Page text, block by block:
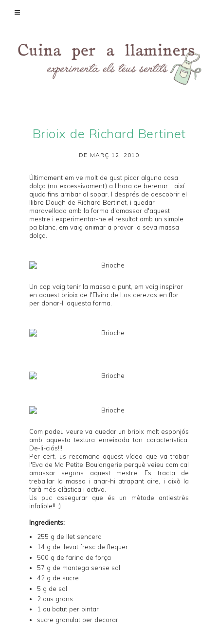
Brioix de Richard Bertinet
DE MARÇ 12, 2010
Últimament em ve molt de gust picar alguna cosa
dolça (no excessivament) a l'hora de berenar... així
ajuda fins arribar al sopar. I després de descobrir el
llibre Dough de Richard Bertinet , i quedar
maravellada amb la forma d'amassar d'aquest
mestre i experimentar-ne el resultat amb un simple
pa blanc, em vaig animar a provar la seva massa
dolça.
Un cop vaig tenir la massa a punt, em vaig inspirar
en aquest brioix de l'Elvira de Los cerezos en flor
per donar-li aquesta forma.
Com podeu veure va quedar un brioix molt esponjós
amb aquesta textura enreixada tan característica.
De-li-ciós!!!
Per cert, us recomano aquest vídeo que va trobar
l'Eva de Ma Petite Boulangerie perquè veieu com cal
amassar segons aquest mestre. Es tracta de
treballar la massa i anar-hi atrapant aire, i això la
farà més elàstica i activa.
Us puc assegurar que és un mètode antiestrès
infalible!! ;)
Ingredients:
255 g de llet sencera
14 g de llevat fresc de flequer
500 g de farina de força
57 g de mantega sense sal
42 g de sucre
5 g de sal
2 ous grans
1 ou batut per pintar
sucre granulat per decorar